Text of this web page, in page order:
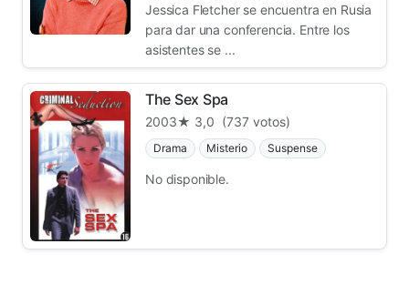
Jessica Fletcher se encuentra en Rusia
para dar una conferencia. Entre los
asistentes se ...
The Sex Spa
2003★ 3,0 (737 votos)
Drama Misterio Suspense
No disponible.